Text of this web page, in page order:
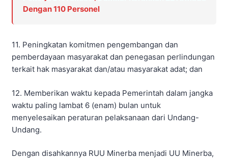
Dengan 110 Personel
11. Peningkatan komitmen pengembangan dan
pemberdayaan masyarakat dan penegasan perlindungan
terkait hak masyarakat dan/atau masyarakat adat; dan
12. Memberikan waktu kepada Pemerintah dalam jangka
waktu paling lambat 6 (enam) bulan untuk
menyelesaikan peraturan pelaksanaan dari Undang-
Undang.
Dengan disahkannya RUU Minerba menjadi UU Minerba,